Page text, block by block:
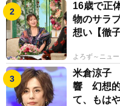
16歳で正
物のサラ
想い【徹
よろず～ニュ
米倉涼子
響 幻想的
て、もは